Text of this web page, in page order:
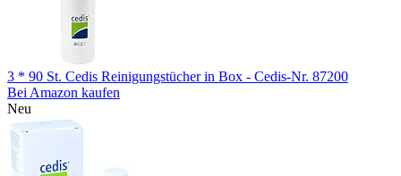
3 * 90 St. Cedis Reinigungstücher in Box - Cedis-Nr. 87200
Bei Amazon kaufen
Neu